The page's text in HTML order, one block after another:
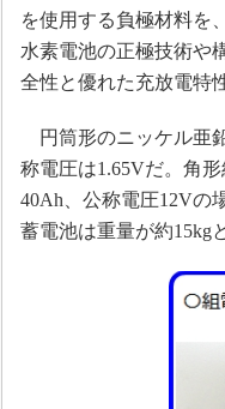
を使用する負極材料を
水素電池の正極技術や
全性と優れた充放電特
円筒形のニッケル亜
称電圧は1.65Vだ。角
40Ah、公称電圧12Vの
蓄電池は重量が約15kg